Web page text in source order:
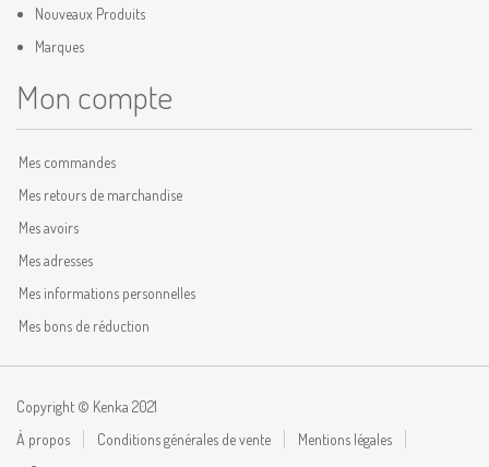
Nouveaux Produits
Marques
Mon compte
Mes commandes
Mes retours de marchandise
Mes avoirs
Mes adresses
Mes informations personnelles
Mes bons de réduction
Copyright © Kenka 2021
À propos
Conditions générales de vente
Mentions légales